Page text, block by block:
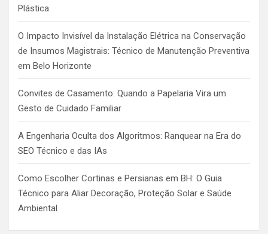
Plástica
O Impacto Invisível da Instalação Elétrica na Conservação
de Insumos Magistrais: Técnico de Manutenção Preventiva
em Belo Horizonte
Convites de Casamento: Quando a Papelaria Vira um
Gesto de Cuidado Familiar
A Engenharia Oculta dos Algoritmos: Ranquear na Era do
SEO Técnico e das IAs
Como Escolher Cortinas e Persianas em BH: O Guia
Técnico para Aliar Decoração, Proteção Solar e Saúde
Ambiental